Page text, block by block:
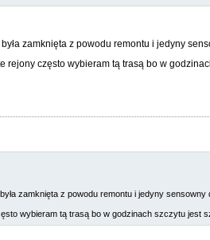
zamknięta z powodu remontu i jedyny
rejony często wybieram tą trasą bo w
zamknięta z powodu remontu i jedyny sensowny
wybieram tą trasą bo w godzinach szczytu jest